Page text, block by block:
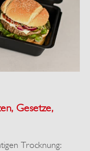
Gesetze,
Trocknung: